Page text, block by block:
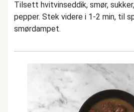
Tilsett hvitvinseddik, smør,
pepper. Stek videre i 1-2 min, til
smørdampet.